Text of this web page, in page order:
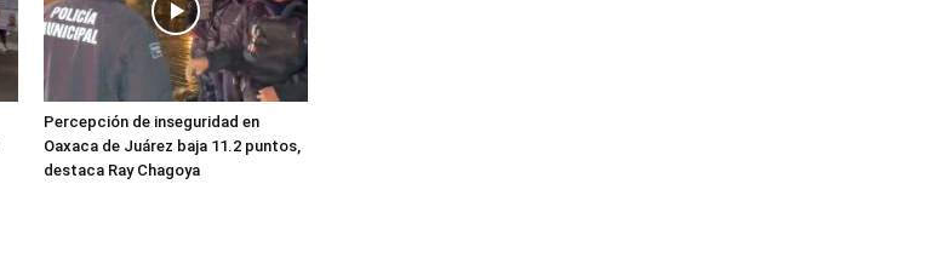
Percepción de inseguridad en
Oaxaca de Juárez baja 11.2 puntos,
destaca Ray Chagoya